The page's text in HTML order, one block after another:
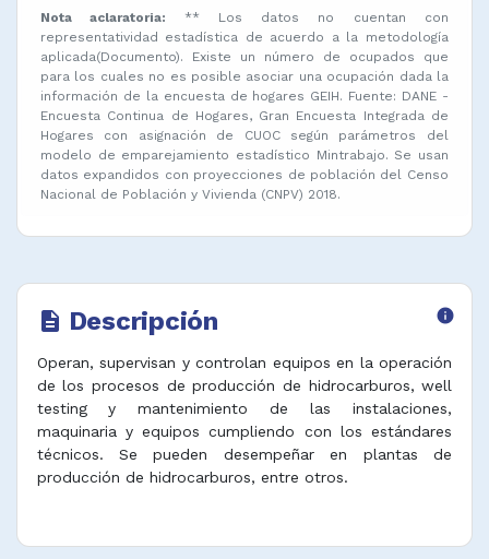
Nota aclaratoria:
** Los datos no cuentan con
representatividad estadística de acuerdo a la metodología
aplicada(Documento). Existe un número de ocupados que
para los cuales no es posible asociar una ocupación dada la
información de la encuesta de hogares GEIH. Fuente: DANE -
Encuesta Continua de Hogares, Gran Encuesta Integrada de
Hogares con asignación de CUOC según parámetros del
modelo de emparejamiento estadístico Mintrabajo. Se usan
datos expandidos con proyecciones de población del Censo
Nacional de Población y Vivienda (CNPV) 2018.
description Descripción info
Operan, supervisan y controlan equipos en la operación
de los procesos de producción de hidrocarburos, well
testing y mantenimiento de las instalaciones,
maquinaria y equipos cumpliendo con los estándares
técnicos. Se pueden desempeñar en plantas de
producción de hidrocarburos, entre otros.